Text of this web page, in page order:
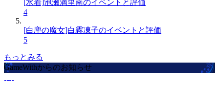
[水着]泡瀬満里南のイベントと評価
4
[白塵の魔女]白霧凍子のイベントと評価
5
もっとみる
GameWithからのお知らせ